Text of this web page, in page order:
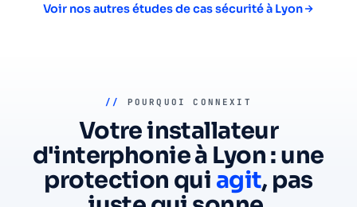
Voir nos autres études de cas sécurité à Lyon
// POURQUOI CONNEXIT
Votre installateur
d'interphonie à Lyon : une
protection qui agit, pas